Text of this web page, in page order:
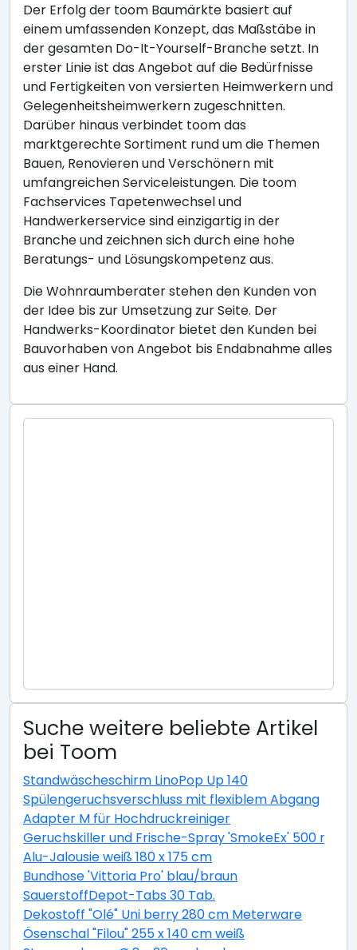
Der Erfolg der toom Baumärkte basiert auf
einem umfassenden Konzept, das Maßstäbe in
der gesamten Do-It-Yourself-Branche setzt. In
erster Linie ist das Angebot auf die Bedürfnisse
und Fertigkeiten von versierten Heimwerkern und
Gelegenheitsheimwerkern zugeschnitten.
Darüber hinaus verbindet toom das
marktgerechte Sortiment rund um die Themen
Bauen, Renovieren und Verschönern mit
umfangreichen Serviceleistungen. Die toom
Fachservices Tapetenwechsel und
Handwerkerservice sind einzigartig in der
Branche und zeichnen sich durch eine hohe
Beratungs- und Lösungskompetenz aus.
Die Wohnraumberater stehen den Kunden von
der Idee bis zur Umsetzung zur Seite. Der
Handwerks-Koordinator bietet den Kunden bei
Bauvorhaben von Angebot bis Endabnahme alles
aus einer Hand.
Suche weitere beliebte Artikel
bei Toom
Standwäscheschirm LinoPop Up 140
Spülengeruchsverschluss mit flexiblem Abgang
Adapter M für Hochdruckreiniger
Geruchskiller und Frische-Spray 'SmokeEx' 500 ml
Alu-Jalousie weiß 180 x 175 cm
Bundhose 'Vittoria Pro' blau/braun
SauerstoffDepot-Tabs 30 Tab.
Dekostoff "Olé" Uni berry 280 cm Meterware
Ösenschal "Filou" 255 x 140 cm weiß